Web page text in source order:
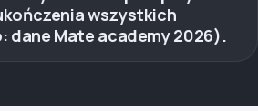
wszystkich
dane Mate academy 2026).